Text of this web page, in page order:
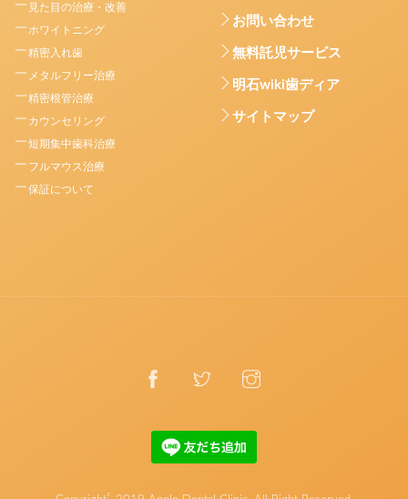
見た目の治療・改善
ホワイトニング
精密入れ歯
メタルフリー治療
精密根管治療
カウンセリング
短期集中歯科治療
フルマウス治療
保証について
お問い合わせ
無料託児サービス
明石wiki歯ディア
サイトマップ
©